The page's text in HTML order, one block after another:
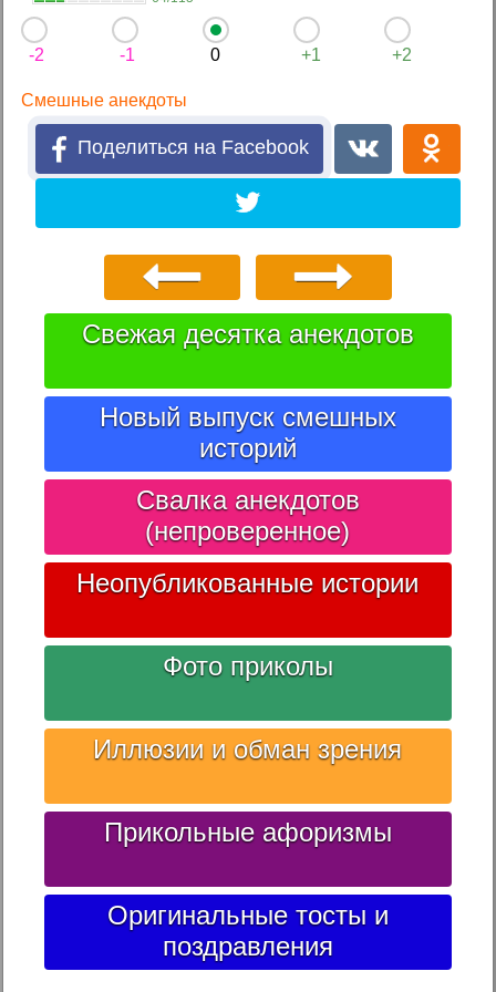
-2 -1 0 +1 +2
Смешные анекдоты
Поделиться на Facebook
Свежая десятка анекдотов
Новый выпуск смешных
историй
Свалка анекдотов
(непроверенное)
Неопубликованные истории
Фото приколы
Иллюзии и обман зрения
Прикольные афоризмы
Оригинальные тосты и
поздравления